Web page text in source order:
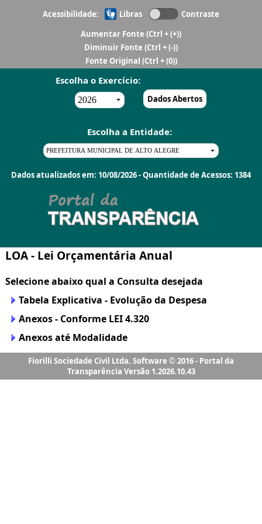
Acessibilidade: Libras
Contraste
Aumentar Fonte (Ctrl + (+))
Diminuir Fonte (Ctrl + (-))
Fonte Original (Ctrl + (0))
Escolha o Exercício:
Dados Abertos
Escolha a Entidade:
Dados atualizados em: 10/08/2026 - Quantidade de Acessos: 1384
Fiorilli Sociedade Civil Ltda. Software © 2016 - Portal da
Transparência Versão 1.2026.10.43